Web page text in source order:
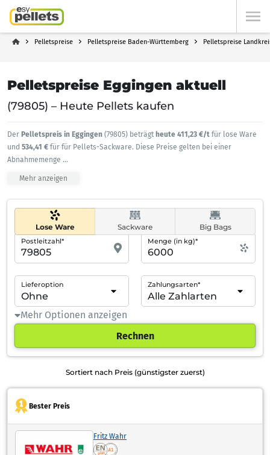
Pelletspreise Pelletspreise Baden-Württemberg Pelletspreise
Pelletspreise Eggingen aktuell
(79805) – Heute Pellets kaufen
Der Pelletspreis in Eggingen (79805) beträgt heute 411,23 €/t für lose Ware
und 534,41 € für für Pellets-Sackware. Diese Preise gelten bei einer
Abnahmemenge ...
Mehr anzeigen
Lose Ware Sackware Big Bags
Postleitzahl* Menge (in kg)*
Lieferoption Zahlungsarten*
Mehr Optionen anzeigen
Rechnen
Sortiert nach Preis (günstigster zuerst)
Bester Preis
Fritz Wahr